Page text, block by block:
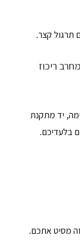
תרגול קצר.
יד מתקנת
בלעדיכם.
מסיט אתכם.